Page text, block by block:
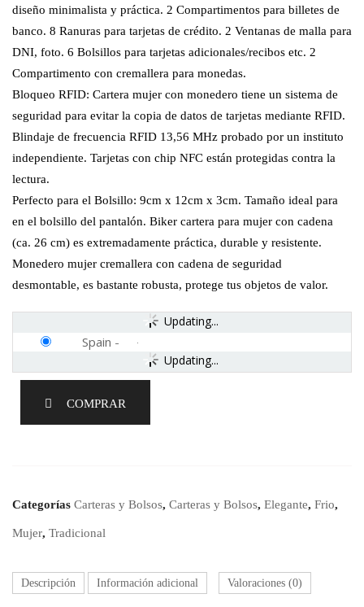
diseño minimalista y práctica. 2 Compartimentos para billetes de
banco. 8 Ranuras para tarjetas de crédito. 2 Ventanas de malla para
DNI, foto. 6 Bolsillos para tarjetas adicionales/recibos etc. 2
Compartimento con cremallera para monedas.
Bloqueo RFID: Cartera mujer con monedero tiene un sistema de
seguridad para evitar la copia de datos de tarjetas mediante RFID.
Blindaje de frecuencia RFID 13,56 MHz probado por un instituto
independiente. Tarjetas con chip NFC están protegidas contra la
lectura.
Perfecto para el Bolsillo: 9cm x 12cm x 3cm. Tamaño ideal para
en el bolsillo del pantalón. Biker cartera para mujer con cadena
(ca. 26 cm) es extremadamente práctica, durable y resistente.
Monedero mujer cremallera con cadena de seguridad
desmontable, es bastante robusta, protege tus objetos de valor.
Updating...
Updating...
Spain -
COMPRAR
Categorías Carteras y Bolsos, Carteras y Bolsos, Elegante, Frio,
Mujer, Tradicional
Descripción Información adicional Valoraciones (0)